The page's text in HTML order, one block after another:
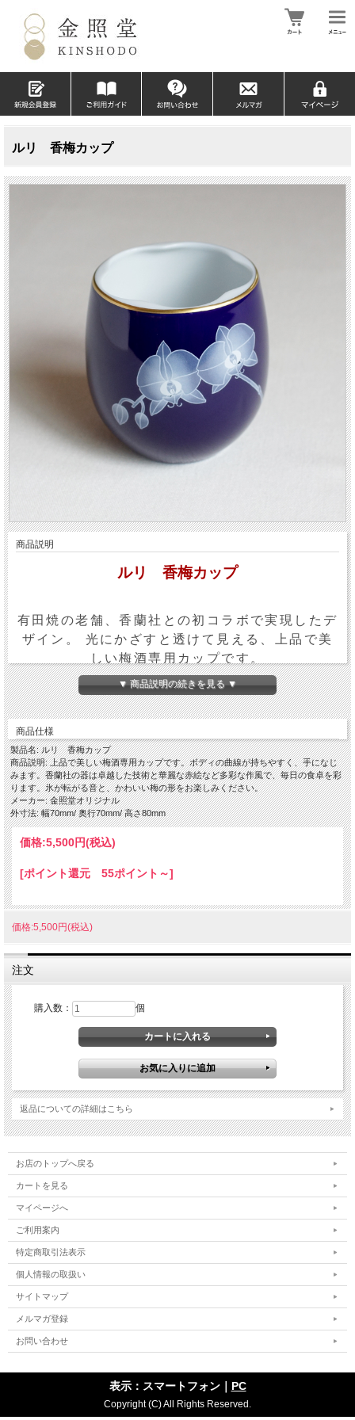
ルリ 香梅カップ
商品説明
ルリ 香梅カップ
有田焼の老舗、香蘭社との初コラボで実現したデ
ザイン。 光にかざすと透けて見える、上品で美
しい梅酒専用カップです。
ボディの曲線が持ちやすく、手になじみます。
香蘭社の器は卓越した技術と多彩な作風で、毎日
の食卓を彩ります。 氷が転がる音と、かわいい
※金を施していますので、レンジではご使用にな
れません。
サイズ：直径7×高8cm 250cc
▼ 商品説明の続きを見る ▼
商品仕様
製品名: ルリ 香梅カップ
商品説明: 上品で美しい梅酒専用カップです。ボディの曲線が持ちやすく、手になじ
みます。香蘭社の器は卓越した技術と華麗な赤絵など多彩な作風で、毎日の食卓を彩
ります。氷が転がる音と、かわいい梅の形をお楽しみください。
メーカー: 金照堂オリジナル
外寸法: 幅70mm/ 奥行70mm/ 高さ80mm
価格:5,500円(税込)
[ポイント還元 55ポイント～]
価格:5,500円(税込)
注文
購入数： 個
返品についての詳細はこちら
お店のトップへ戻る
カートを見る
マイページへ
ご利用案内
特定商取引法表示
個人情報の取扱い
サイトマップ
メルマガ登録
お問い合わせ
表示：スマートフォン｜ PC
Copyright (C) All Rights Reserved.